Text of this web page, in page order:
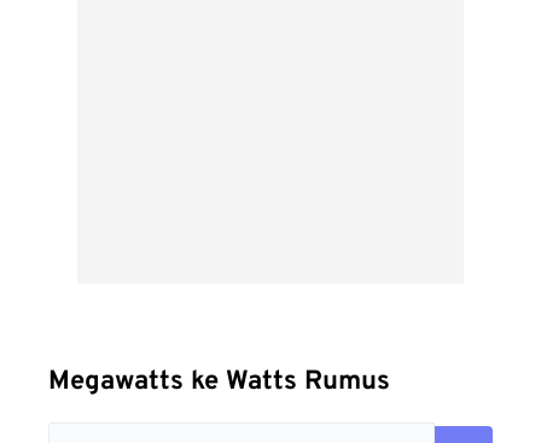
Megawatts ke Watts Rumus